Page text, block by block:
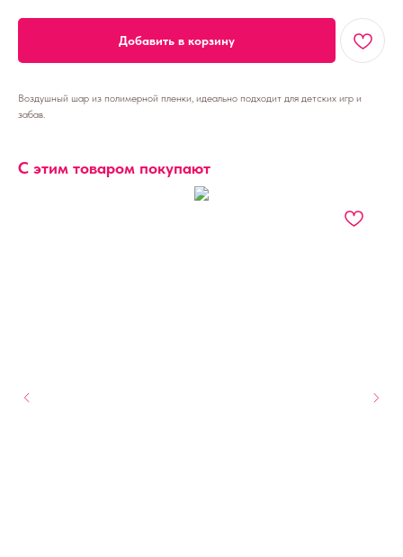
Добавить в корзину
Воздушный шар из полимерной пленки, идеально подходит для детских игр и
забав.
С этим товаром покупают